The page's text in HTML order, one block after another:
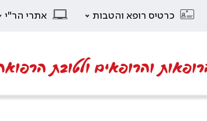
כרטיס רופא והטבות אתרי הר"י
והרופאים ולטובת